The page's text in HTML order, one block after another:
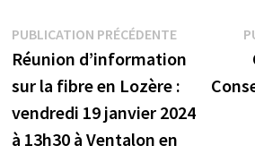
Navigation
de
l’article
PUBLICATION PRÉCÉDENTEPublication
précédente
Réunion d’information
sur la fibre en Lozère :
vendredi 19 janvier 2024
à 13h30 à Ventalon en